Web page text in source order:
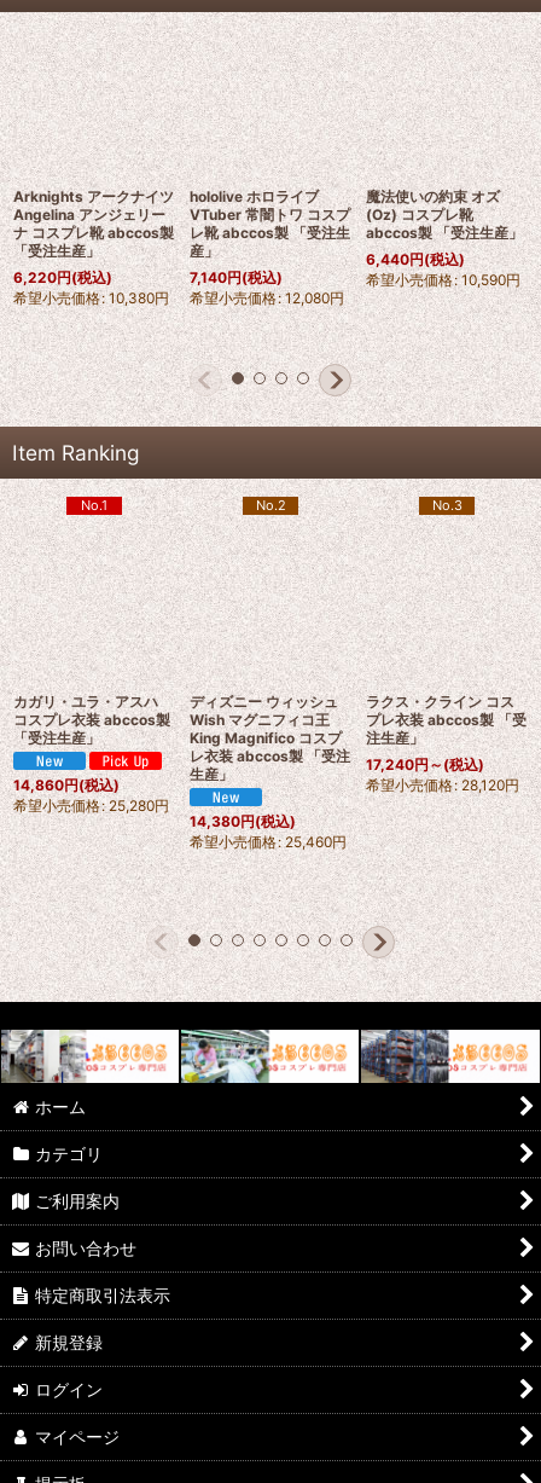
Arknights アークナイツ
Angelina アンジェリー
ナ コスプレ靴 abccos製
「受注生産」
6,220円(税込)
希望小売価格: 10,380円
hololive ホロライブ
VTuber 常闇トワ コスプ
レ靴 abccos製 「受注生
産」
7,140円(税込)
希望小売価格: 12,080円
魔法使いの約束 オズ
(Oz) コスプレ靴
abccos製 「受注生産」
6,440円(税込)
希望小売価格: 10,590円
Item Ranking
No.1
カガリ・ユラ・アスハ
コスプレ衣装 abccos製
「受注生産」
14,860円(税込)
希望小売価格: 25,280円
No.2
ディズニー ウィッシュ
Wish マグニフィコ王
King Magnifico コスプ
レ衣装 abccos製 「受注
生産」
14,380円(税込)
希望小売価格: 25,460円
No.3
ラクス・クライン コス
プレ衣装 abccos製 「受
注生産」
17,240円～(税込)
希望小売価格: 28,120円
ホーム
カテゴリ
ご利用案内
お問い合わせ
特定商取引法表示
新規登録
ログイン
マイページ